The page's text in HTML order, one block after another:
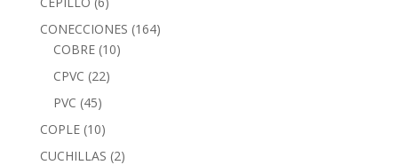
CONECCIONES (164)
COBRE (10)
CPVC (22)
PVC (45)
COPLE (10)
CUCHILLAS (2)